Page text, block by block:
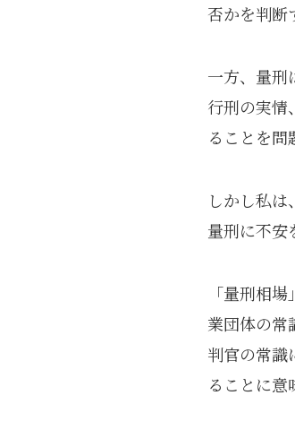
否かを判断
一方、量刑
行刑の実情
ることを問
しかし私
量刑に不安
「量刑相
業団体の常
判官の常識
ることに意